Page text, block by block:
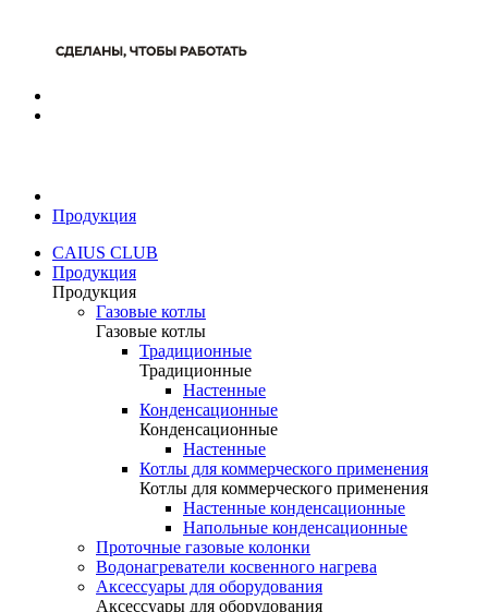
Продукция
CAIUS CLUB
Продукция
Продукция
Газовые котлы
Газовые котлы
Традиционные
Традиционные
Настенные
Конденсационные
Конденсационные
Настенные
Котлы для коммерческого применения
Котлы для коммерческого применения
Настенные конденсационные
Напольные конденсационные
Проточные газовые колонки
Водонагреватели косвенного нагрева
Аксессуары для оборудования
Аксессуары для оборудования